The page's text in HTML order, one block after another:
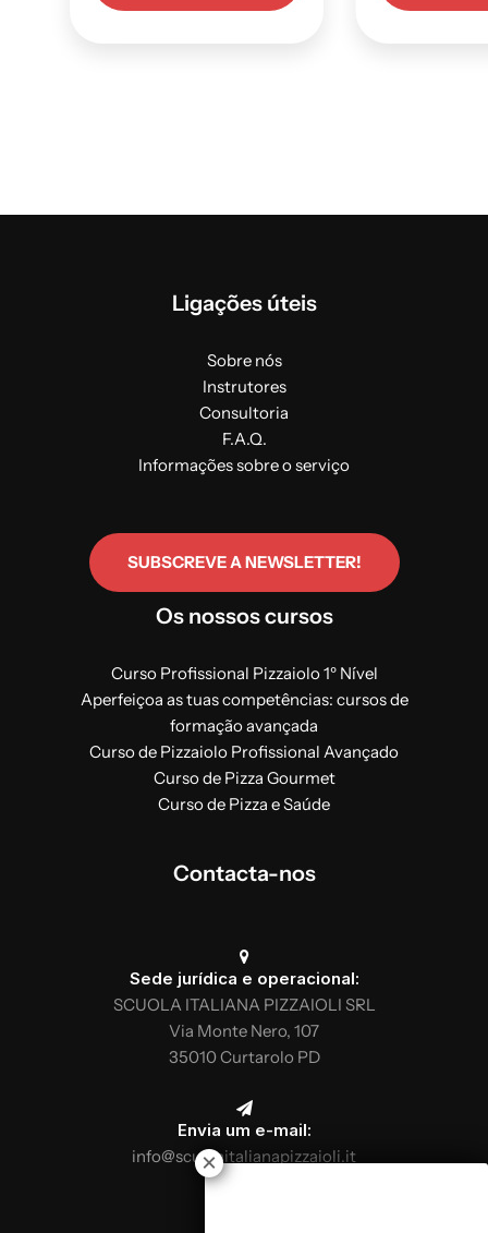
Ligações úteis
Sobre nós
Instrutores
Consultoria
F.A.Q.
Informações sobre o serviço
SUBSCREVE A NEWSLETTER!
Os nossos cursos
Curso Profissional Pizzaiolo 1º Nível
Aperfeiçoa as tuas competências: cursos de
formação avançada
Curso de Pizzaiolo Profissional Avançado
Curso de Pizza Gourmet
Curso de Pizza e Saúde
Contacta-nos
Sede jurídica e operacional:
SCUOLA ITALIANA PIZZAIOLI SRL
Via Monte Nero, 107
35010 Curtarolo PD
Envia um e-mail:
info@scuolaitalianapizzaioli.it